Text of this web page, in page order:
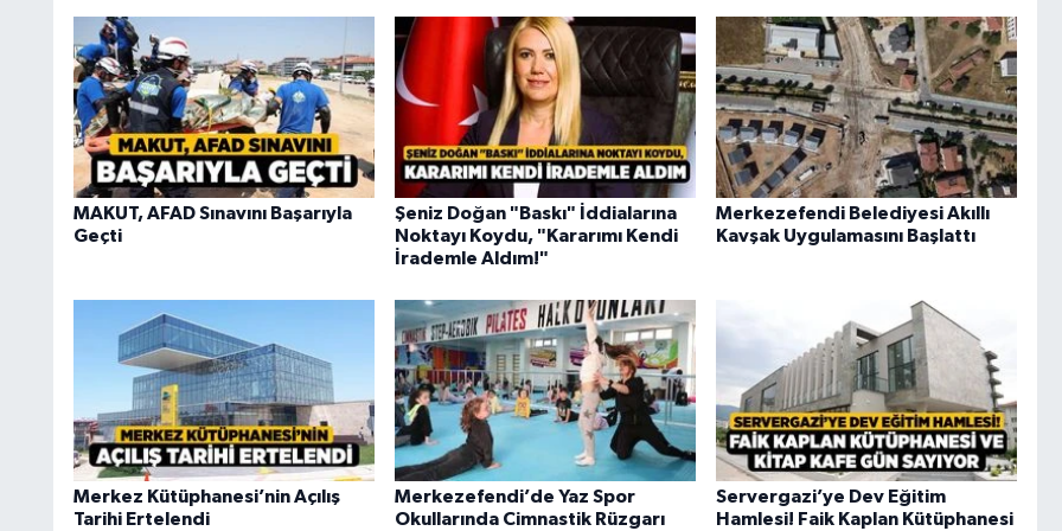
MAKUT, AFAD Sınavını Başarıyla
Geçti
Şeniz Doğan "Baskı" İddialarına
Noktayı Koydu, "Kararımı Kendi
İrademle Aldım!"
Merkezefendi Belediyesi Akıllı
Kavşak Uygulamasını Başlattı
Merkez Kütüphanesi’nin Açılış
Tarihi Ertelendi
Merkezefendi’de Yaz Spor
Okullarında Cimnastik Rüzgarı
Servergazi’ye Dev Eğitim
Hamlesi! Faik Kaplan Kütüphanesi